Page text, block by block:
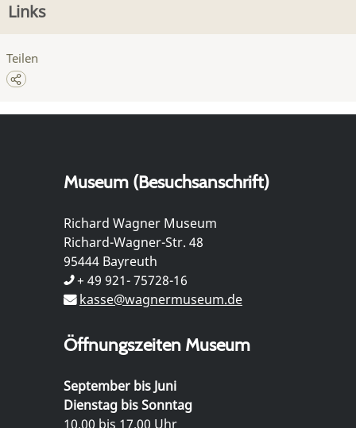
Links
Teilen
Museum (Besuchsanschrift)
Richard Wagner Museum
Richard-Wagner-Str. 48
95444 Bayreuth
+ 49 921- 75728-16
kasse@wagnermuseum.de
Öffnungszeiten Museum
September bis Juni
Dienstag bis Sonntag
10.00 bis 17.00 Uhr